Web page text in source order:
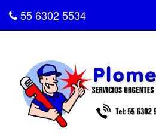
55 6302 5534